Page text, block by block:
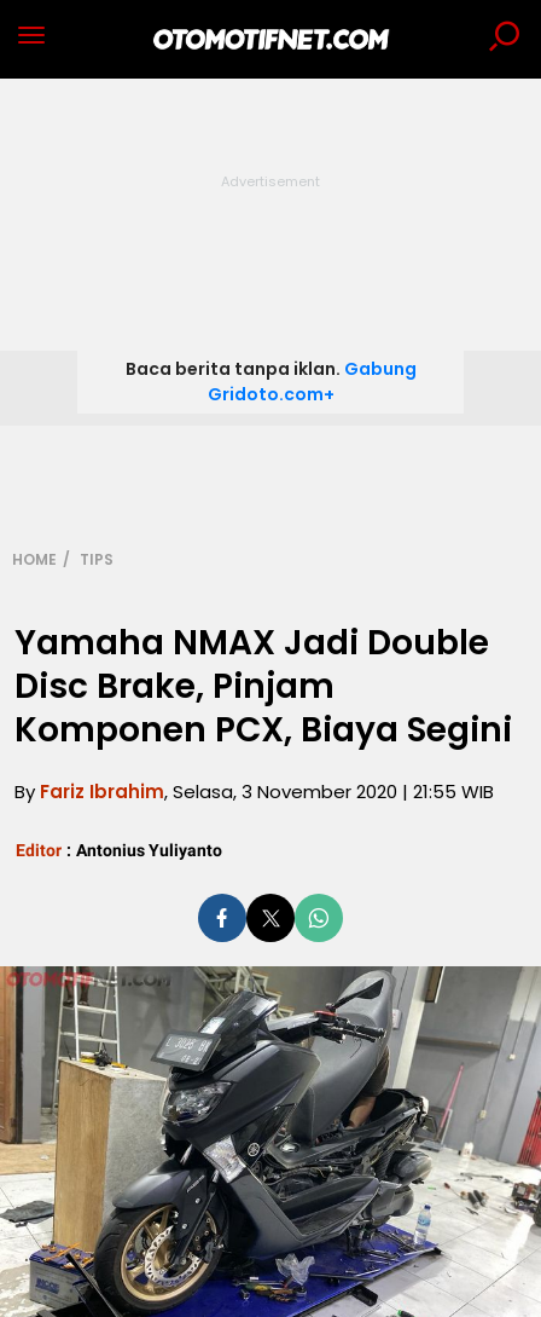
Baca berita tanpa iklan. Gabung
Gridoto.com+
HOME TIPS
Yamaha NMAX Jadi Double
Disc Brake, Pinjam
Komponen PCX, Biaya Segini
By Fariz Ibrahim, Selasa, 3 November 2020 | 21:55 WIB
Editor : Antonius Yuliyanto